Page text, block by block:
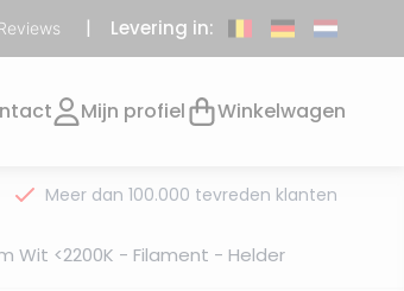
Levering in:
Mijn profiel Winkelwagen
Meer dan 100.000 tevreden klanten
Wit <2200K - Filament - Helder